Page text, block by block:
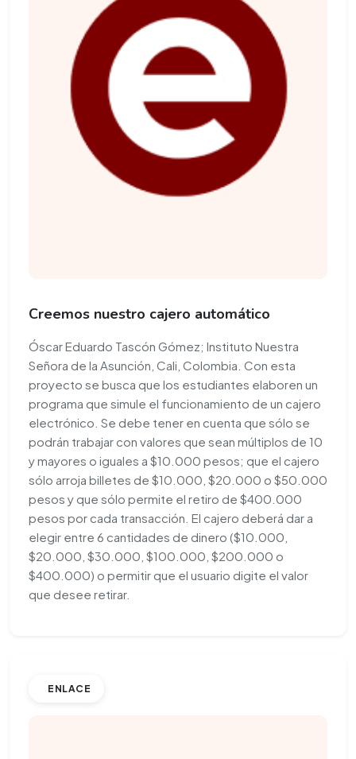
Creemos nuestro cajero automático
Óscar Eduardo Tascón Gómez; Instituto Nuestra
Señora de la Asunción, Cali, Colombia. Con esta
proyecto se busca que los estudiantes elaboren un
programa que simule el funcionamiento de un cajero
electrónico. Se debe tener en cuenta que sólo se
podrán trabajar con valores que sean múltiplos de 10
y mayores o iguales a $10.000 pesos; que el cajero
sólo arroja billetes de $10.000, $20.000 o $50.000
pesos y que sólo permite el retiro de $400.000
pesos por cada transacción. El cajero deberá dar a
elegir entre 6 cantidades de dinero ($10.000,
$20.000, $30.000, $100.000, $200.000 o
$400.000) o permitir que el usuario digite el valor
que desee retirar.
ENLACE